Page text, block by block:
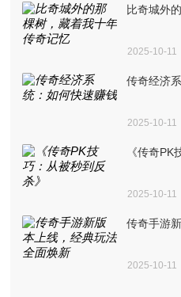
比奇城外
2025-10-11
传奇经济
2025-10-11
《传奇PK
2025-10-11
传奇手游
2025-10-11